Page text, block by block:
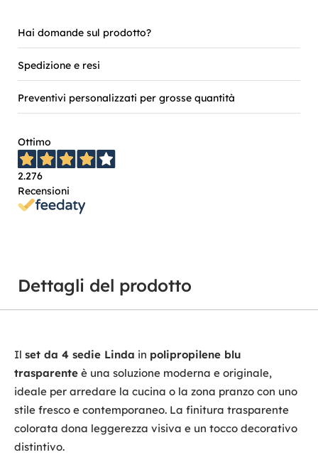
Hai domande sul prodotto?
Spedizione e resi
Preventivi personalizzati per grosse quantità
Ottimo
2.276
Recensioni
Dettagli del prodotto
Il set da 4 sedie Linda in polipropilene blu
trasparente è una soluzione moderna e originale,
ideale per arredare la cucina o la zona pranzo con uno
stile fresco e contemporaneo. La finitura trasparente
colorata dona leggerezza visiva e un tocco decorativo
distintivo.